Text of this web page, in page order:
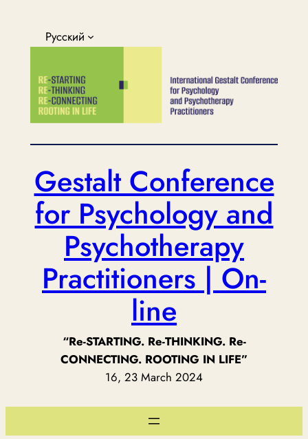
содержимому
Русский
Gestalt Conference
for Psychology and
Psychotherapy
Practitioners | On-
line
“Re-STARTING. Re-THINKING. Re-
CONNECTING. ROOTING IN LIFE”
16, 23 March 2024